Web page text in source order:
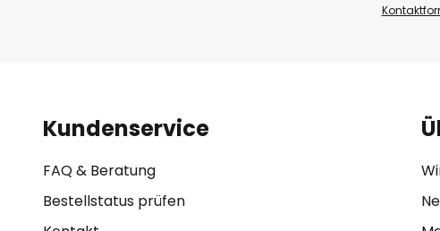
Kundenservice
FAQ & Beratung
Bestellstatus prüfen